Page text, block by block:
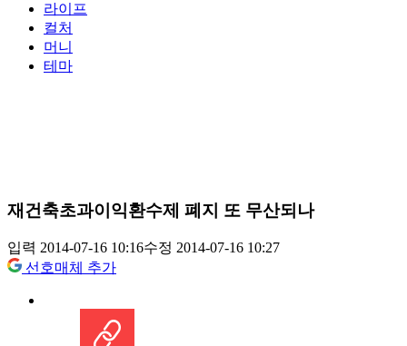
라이프
컬처
머니
테마
재건축초과이익환수제 폐지 또 무산되나
입력 2014-07-16 10:16수정 2014-07-16 10:27
선호매체 추가